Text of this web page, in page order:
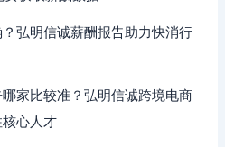
弘明信诚薪酬报告助力快消行
家比较准？弘明信诚跨境电商
心人才